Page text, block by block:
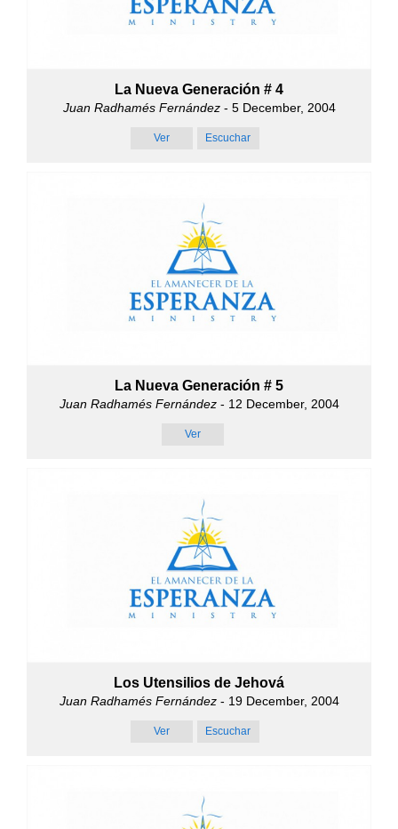
La Nueva Generación # 4
Juan Radhamés Fernández- 5 December, 2004
Ver Escuchar
La Nueva Generación # 5
Juan Radhamés Fernández- 12 December, 2004
Ver
Los Utensilios de Jehová
Juan Radhamés Fernández- 19 December, 2004
Ver Escuchar